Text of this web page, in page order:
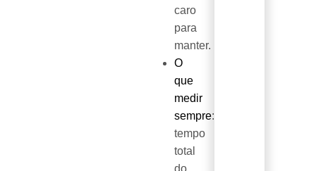
caro
para
manter.
O
que
medir
sempre:
tempo
total